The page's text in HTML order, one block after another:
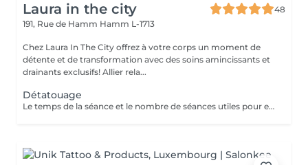
Laura in the city
48
191, Rue de Hamm Hamm L-1713
Chez Laura In The City offrez à votre corps un moment de
détente et de transformation avec des soins amincissants et
drainants exclusifs! Allier rela...
Détatouage
Le temps de la séance et le nombre de séances utiles pour enlever le tatouage sont variables Le détatouage laser est une technique efficace qui fragmente les pigments d'encre sous la peau à l'aide de faisceaux de lumière, permettant ainsi au système immunitaire de les éliminer progressivement. Le processus nécessite généralement plusieurs séances, et son efficacité dépend de divers facteurs. Comment ça marche ? Le laser cible les particules d'encre et les chauffe pour les fragmenter en morceaux plus petits. Ces fragments sont ensuite naturellement évacués par le corps. Différents types de lasers, tels que le laser Picosure ou le laser Q-Switched, sont utilisés pour traiter efficacement différentes couleurs et profondeurs d'encre. Ce qu'il faut savoir Nombre de séances Le nombre de séances varie considérablement. Un tatouage amateur peut nécessiter 3 à 5 séances, tandis qu'un tatouage professionnel peut en exiger 4 à 12, voire plus, pour une disparition complète. Résultats progressifs L'éclaircissement de l'encre est visible après chaque séance, mais le tatouage complet s'estompe progressivement au fil du temps.